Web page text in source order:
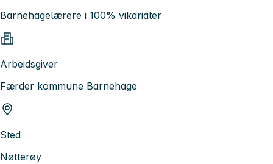
Barnehagelærere i 100% vikariater
Arbeidsgiver
Færder kommune Barnehage
Sted
Nøtterøy